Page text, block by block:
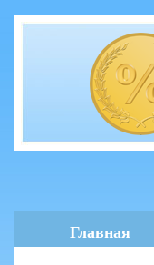
Главная